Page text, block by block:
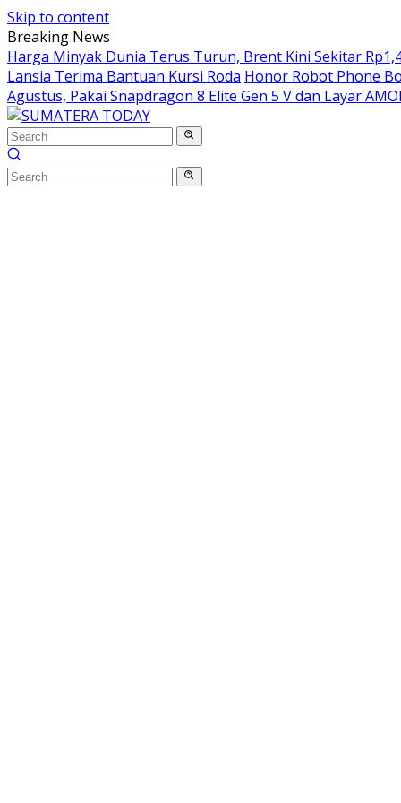
Skip to content
Breaking News
Harga Minyak Dunia Terus Turun, Brent Kini Sekitar
Lansia Terima Bantuan Kursi Roda Honor Robot Phone
Agustus, Pakai Snapdragon 8 Elite Gen 5 V dan Layar